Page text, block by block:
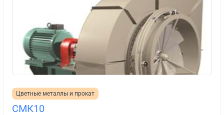
Цветные металлы и прокат
СМК10